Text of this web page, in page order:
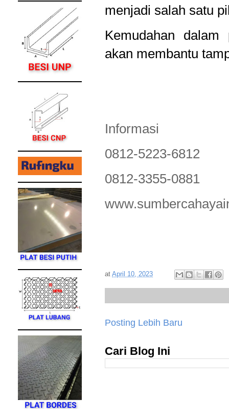
menjadi salah satu
Kemudahan
akan membantu
Informasi
0812-5223-6812
0812-3355-0881
at April 10, 2023
Posting Lebih Baru
Cari Blog Ini